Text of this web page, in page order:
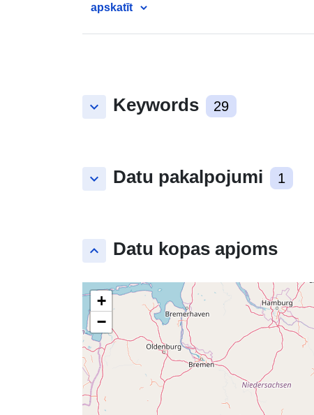
apskatīt
keyboard_arrow_down Keywords 29
keyboard_arrow_down Datu pakalpojumi 1
keyboard_arrow_up Datu kopas apjoms
+
−